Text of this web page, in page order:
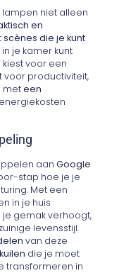
lampen niet alleen
en
scènes die je kunt
je kamer kunt
voor een
voor productiviteit,
meteen
aanGoogle
stap hoe je je
Met een
in je huis
je gemak verhoogt,
levensstijl.
van deze
die je moet
transformeren in